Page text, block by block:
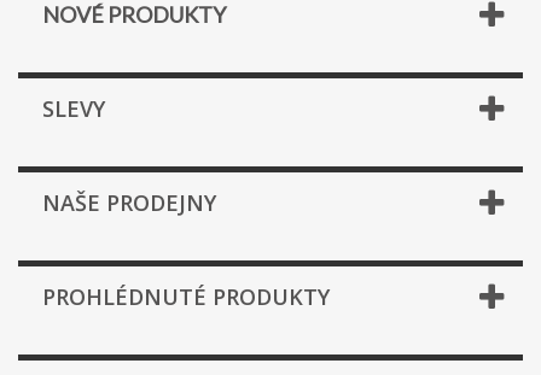
NOVÉ PRODUKTY
SLEVY
NAŠE PRODEJNY
PROHLÉDNUTÉ PRODUKTY